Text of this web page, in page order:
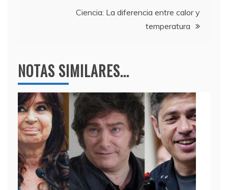
Ciencia: La diferencia entre calor y
temperatura
NOTAS SIMILARES...